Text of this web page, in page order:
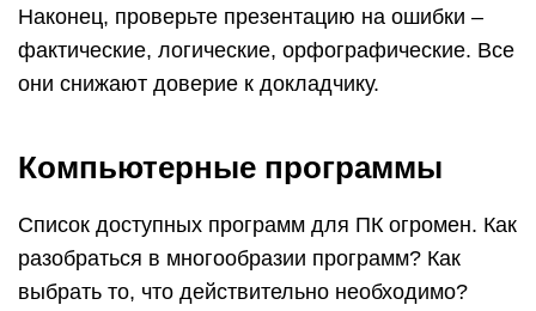
Наконец, проверьте презентацию на ошибки –
фактические, логические, орфографические. Все
они снижают доверие к докладчику.
Компьютерные программы
Список доступных программ для ПК огромен. Как
разобраться в многообразии программ? Как
выбрать то, что действительно необходимо?